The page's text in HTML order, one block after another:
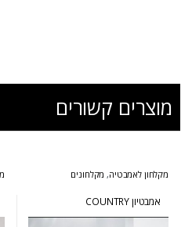
מוצרים קשורים
מקלחון לאמבטיה, מקלחונים
אמבטיון COUNTRY